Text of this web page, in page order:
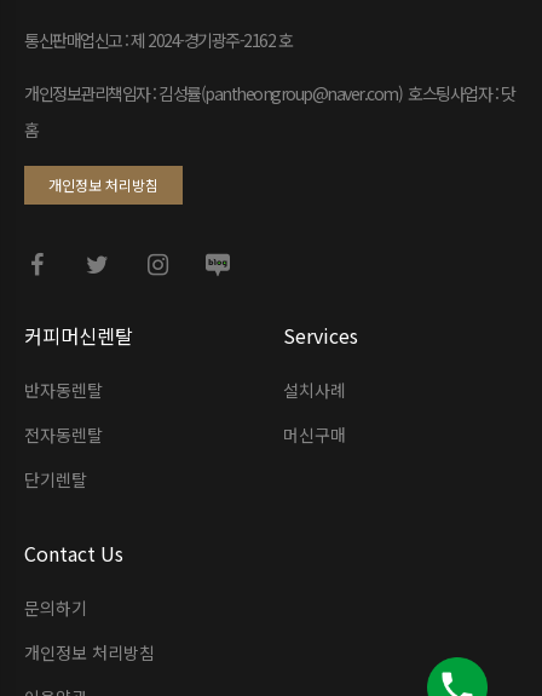
커피머신렌탈
반자동렌탈
전자동렌탈
단기렌탈
Services
설치사례
머신구매
Contact Us
문의하기
개인정보 처리방침
통신판매업신고 : 제 2024-경기광주-2162 호
개인정보관리책임자 : 김성률(pantheongroup@naver.com) 호스팅사업자 : 닷
홈
개인정보 처리방침